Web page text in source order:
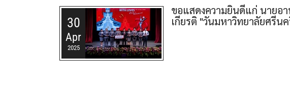
30
Apr
2025
ขอแสดงความยินดีแก่ นายอ
เกียรติ "วันมหาวิทยาลัยศรีน